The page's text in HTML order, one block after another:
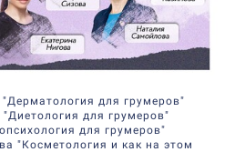
для грумеров"
для грумеров"
для грумеров"
"Косметология и как на этом